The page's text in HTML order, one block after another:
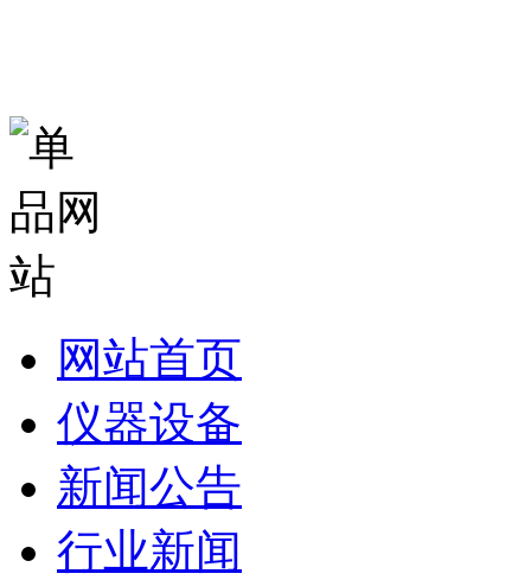
网站首页
仪器设备
新闻公告
行业新闻